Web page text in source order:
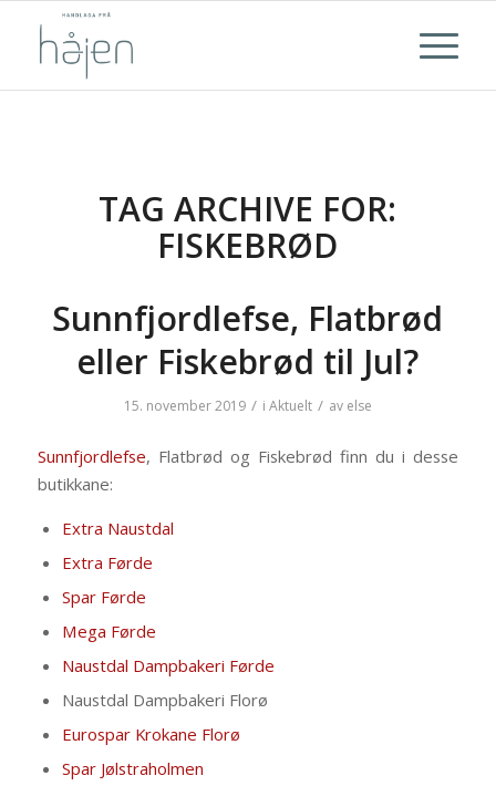
TAG ARCHIVE FOR:
FISKEBRØD
Sunnfjordlefse, Flatbrød
eller Fiskebrød til Jul?
15. november 2019 / i Aktuelt / av else
Sunnfjordlefse, Flatbrød og Fiskebrød finn du i desse
butikkane:
Extra Naustdal
Extra Førde
Spar Førde
Mega Førde
Naustdal Dampbakeri Førde
Naustdal Dampbakeri Florø
Eurospar Krokane Florø
Spar Jølstraholmen